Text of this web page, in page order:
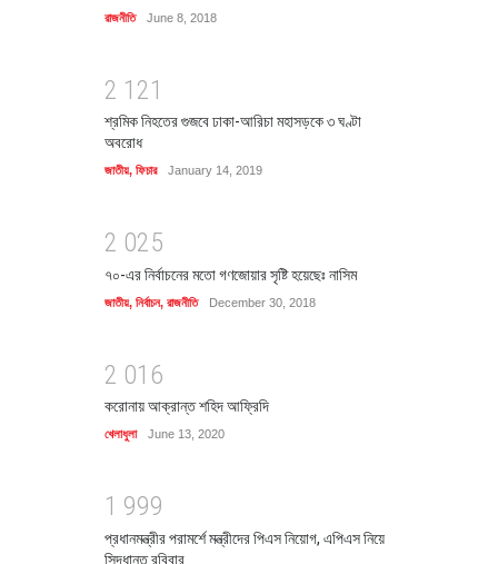
রাজনীতি June 8, 2018
2 1 21
শ্রমিক নিহতের গুজবে ঢাকা-আরিচা মহাসড়কে ৩ ঘণ্টা
অবরোধ
জাতীয়, ফিচার January 14, 2019
2 025
৭০-এর নির্বাচনের মতো গণজোয়ার সৃষ্টি হয়েছেঃ নাসিম
জাতীয়, নির্বাচন, রাজনীতি December 30, 2018
2 01 6
করোনায় আক্রান্ত শহিদ আফ্রিদি
খেলাধুলা June 13, 2020
1 999
প্রধানমন্ত্রীর পরামর্শে মন্ত্রীদের পিএস নিয়োগ, এপিএস নিয়ে
সিদ্ধান্ত রবিবার